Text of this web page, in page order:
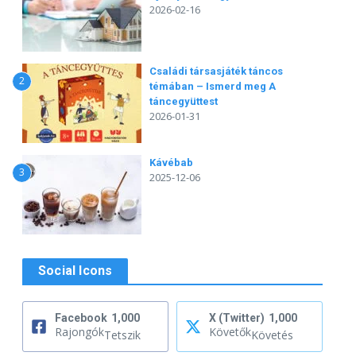
2026-02-16
2
Családi társasjáték táncos
témában – Ismerd meg A
táncegyüttest
2026-01-31
3
Kávébab
2025-12-06
Social Icons
Facebook 1,000
RajongókTetszik
X (Twitter) 1,000
KövetőkKövetés